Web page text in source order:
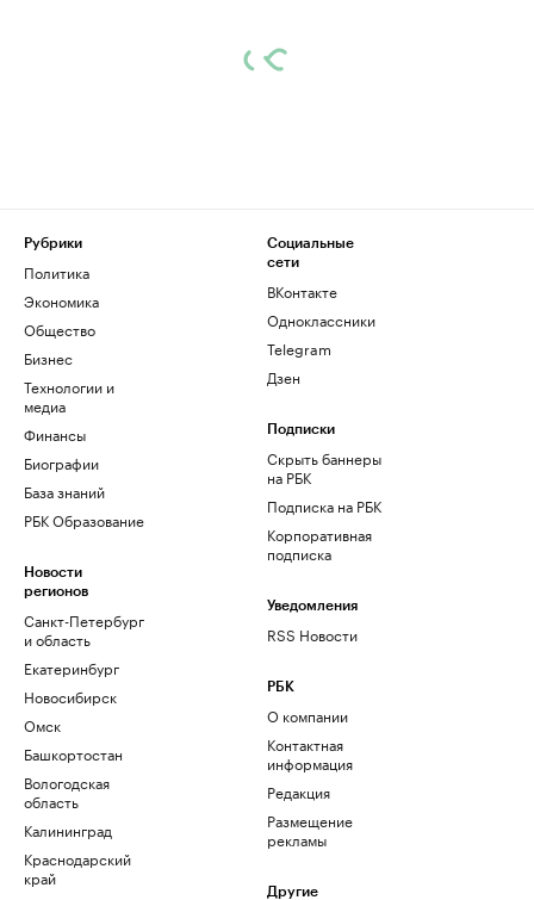
Рубрики
Политика
Экономика
Общество
Бизнес
Технологии и
медиа
Финансы
Биографии
База знаний
РБК Образование
Новости
регионов
Санкт-Петербург
и область
Екатеринбург
Новосибирск
Омск
Башкортостан
Вологодская
область
Калининград
Краснодарский
край
Социальные
сети
ВКонтакте
Одноклассники
Telegram
Дзен
Подписки
Скрыть баннеры
на РБК
Подписка на РБК
Корпоративная
подписка
Уведомления
RSS Новости
РБК
О компании
Контактная
информация
Редакция
Размещение
рекламы
Другие